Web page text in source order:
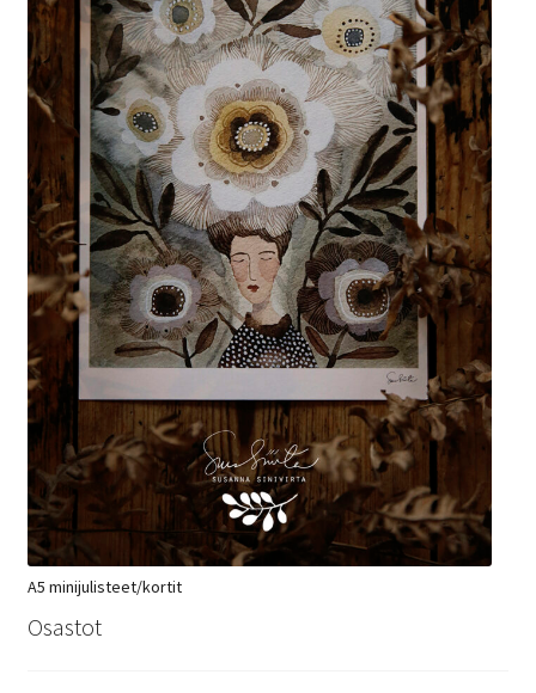
A5 minijulisteet/kortit
Osastot